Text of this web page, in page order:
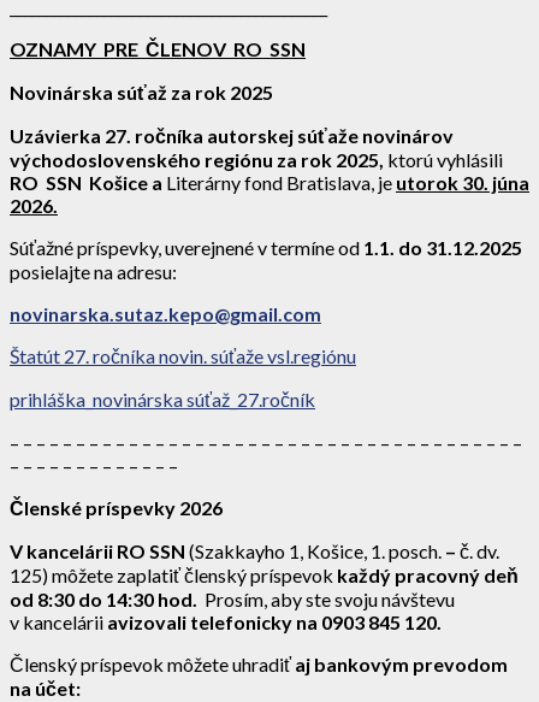
OZNAMY PRE ČLENOV RO SSN
Novinárska súťaž za rok 2025
Uzávierka 27. ročníka autorskej súťaže novinárov
východoslovenského regiónu za rok 2025, ktorú vyhlásili
RO SSN Košice a Literárny fond Bratislava, je utorok 30. júna
2026.
Súťažné príspevky, uverejnené v termíne od 1.1. do 31.12.2025
posielajte na adresu:
novinarska.sutaz.kepo@gmail.com
Štatút 27. ročníka novin. súťaže vsl.regiónu
prihláška_novinárska súťaž_27.ročník
– – – – – – – – – – – – – – – – – – – – – – – – – – – – – – – – – – – – – – –
– – – – – – – – – – – – –
Členské príspevky 2026
V kancelárii RO SSN (Szakkayho 1, Košice, 1. posch. – č. dv.
125) môžete zaplatiť členský príspevok každý pracovný deň
od 8:30 do 14:30 hod.
Prosím, aby ste svoju návštevu
v kancelárii avizovali telefonicky na 0903 845 120.
Členský príspevok môžete uhradiťaj bankovým prevodom
na účet: